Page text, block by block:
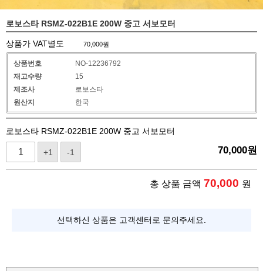
로보스타 RSMZ-022B1E 200W 중고 서보모터
상품가 VAT별도 70,000원
상품번호
NO-12236792
재고수량
15
제조사
로보스타
원산지
한국
로보스타 RSMZ-022B1E 200W 중고 서보모터
+1 -1 70,000원
총 상품 금액 70,000 원
선택하신 상품은 고객센터로 문의주세요.